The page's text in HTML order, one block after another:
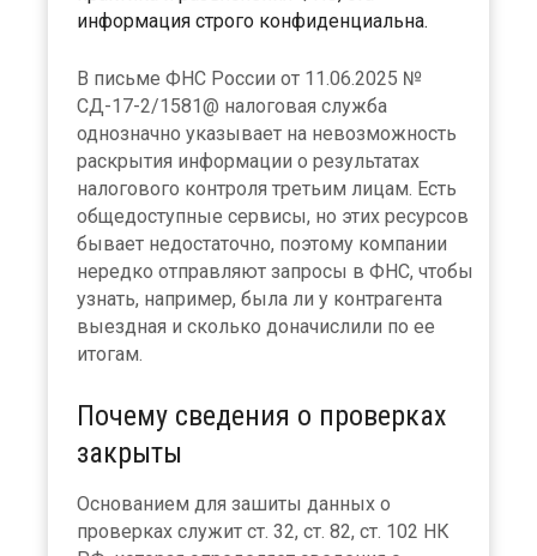
информация строго конфиденциальна.
В письме ФНС России от 11.06.2025 №
СД-17-2/1581@ налоговая служба
однозначно указывает на невозможность
раскрытия информации о результатах
налогового контроля третьим лицам. Есть
общедоступные сервисы, но этих ресурсов
бывает недостаточно, поэтому компании
нередко отправляют запросы в ФНС, чтобы
узнать, например, была ли у контрагента
выездная и сколько доначислили по ее
итогам.
Почему сведения о проверках
закрыты
Основанием для зашиты данных о
проверках служит ст. 32, ст. 82, ст. 102 НК